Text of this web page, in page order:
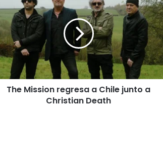
The Mission regresa a Chile junto a
Christian Death